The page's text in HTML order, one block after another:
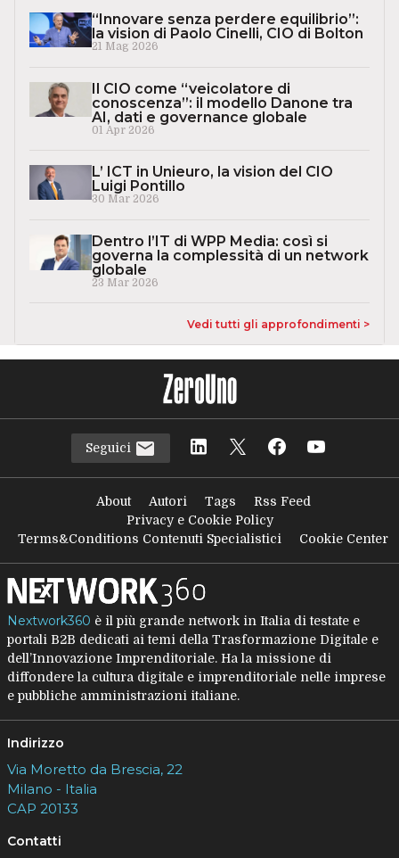
“Innovare senza perdere equilibrio”:
la vision di Paolo Cinelli, CIO di Bolton
21 Mag 2026
Il CIO come “veicolatore di
conoscenza”: il modello Danone tra
AI, dati e governance globale
01 Apr 2026
L’ ICT in Unieuro, la vision del CIO
Luigi Pontillo
30 Mar 2026
Dentro l’IT di WPP Media: così si
governa la complessità di un network
globale
23 Mar 2026
Vedi tutti gli approfondimenti >
Seguici
About Autori Tags
Rss Feed
Privacy e Cookie Policy
Terms&Conditions Contenuti Specialistici
Cookie Center
Nextwork360 è il più grande network in Italia di testate e
portali B2B dedicati ai temi della Trasformazione Digitale e
dell’Innovazione Imprenditoriale. Ha la missione di
diffondere la cultura digitale e imprenditoriale nelle imprese
e pubbliche amministrazioni italiane.
Indirizzo
Via Moretto da Brescia, 22
Milano - Italia
CAP 20133
Contatti